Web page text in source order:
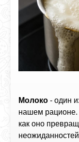
Молоко - один
нашем рационе.
как оно